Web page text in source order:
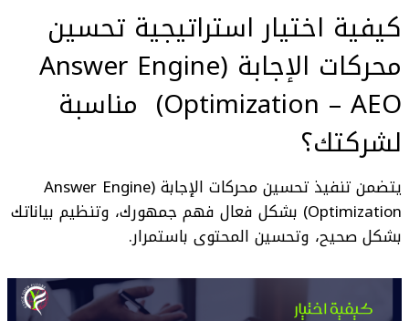
كيفية اختيار استراتيجية تحسين
محركات الإجابة (Answer Engine
Optimization – AEO
) مناسبة
لشركتك؟
يتضمن تنفيذ
تحسين محركات الإجابة (Answer Engine
Optimization) بشكل فعال فهم جمهورك، وتنظيم بياناتك
بشكل صحيح، وتحسين المحتوى باستمرار.